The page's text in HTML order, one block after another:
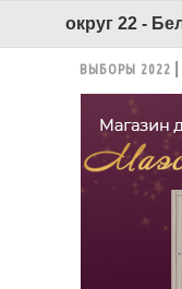
ВЫБОРЫ 2022